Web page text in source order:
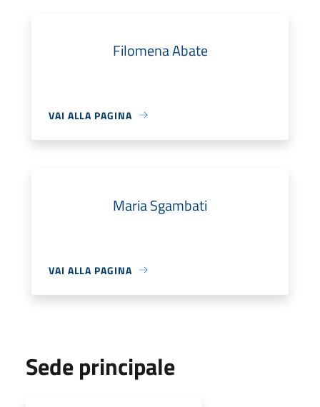
Filomena Abate
VAI ALLA PAGINA
Maria Sgambati
VAI ALLA PAGINA
Sede principale